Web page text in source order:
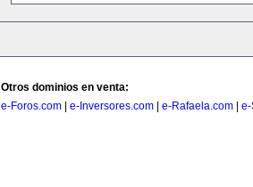
Otros dominios en venta:
e-Foros.com
e-Inversores.com e-Rafaela.com e-